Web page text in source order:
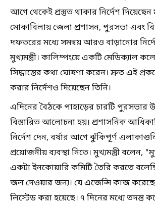
আগে থেকেই প্রস্তুত থাকার নির্দেশ দিয়েছেন
মোকাবিলায় জেলা প্রশাসন, পুরসভা এবং
দফতরের মধ্যে সমন্বয় আরও বাড়ানোর
মুখ্যমন্ত্রী। কালিম্পংয়ে একটি মেডিক্যাল
সিদ্ধান্তের কথা ঘোষণা করেন। দ্রুত এই
করার নির্দেশও দিয়েছেন তিনি।
এদিনের বৈঠকে পাহাড়ের চারটি পুরসভার
বিস্তারিত আলোচনা হয়। প্রশাসনিক
নির্দেশ দেন, বর্ষার আগে ঝুঁকিপূর্ণ
প্রয়োজনীয় ব্যবস্থা নিতে। মুখ্যমন্ত্রী বলেন,
একটা ইনকোয়ারি কমিটি তৈরি করতে
জল দেওয়ার জন্য। যে এজেন্সি কাজ করেছে
লিস্টেড করা হয়েছে। ৭ দিনের মধ্যে তদন্ত